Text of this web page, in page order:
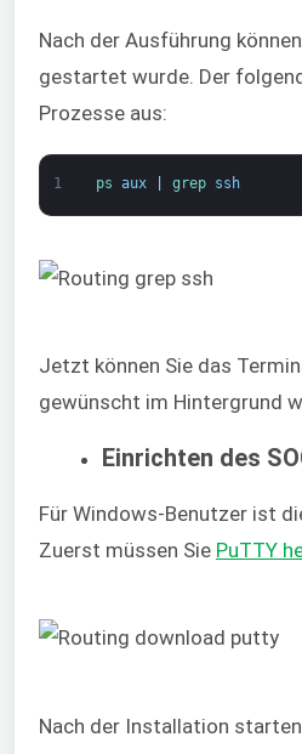
Nach der Ausführung
gestartet wurde. Der
Prozesse aus:
1 ps aux grep ssh
Jetzt können Sie das
gewünscht im Hintergrund
Einrichten des
Für Windows-Benutzer ist
Zuerst müssen Sie PuTTY
Nach der Installation starten